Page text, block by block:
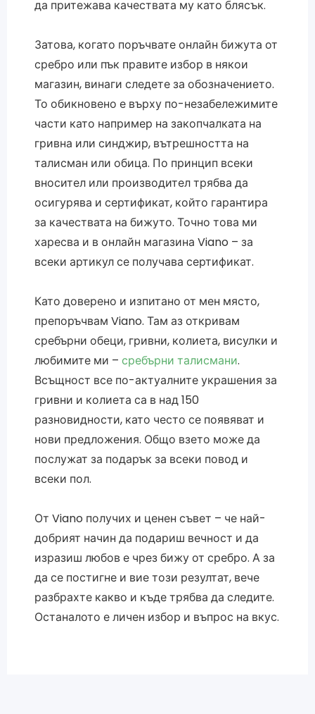
да притежава качествата му като блясък.
Затова, когато поръчвате онлайн бижута от
сребро или пък правите избор в някои
магазин, винаги следете за обозначението.
То обикновено е върху по-незабележимите
части като например на закопчалката на
гривна или синджир, вътрешността на
талисман или обица. По принцип всеки
вносител или производител трябва да
осигурява и сертификат, който гарантира
за качествата на бижуто. Точно това ми
харесва и в онлайн магазина Viano – за
всеки артикул се получава сертификат.
Като доверено и изпитано от мен място,
препоръчвам Viano. Там аз откривам
сребърни обеци, гривни, колиета, висулки и
любимите ми – сребърни талисмани.
Всъщност все по-актуалните украшения за
гривни и колиета са в над 150
разновидности, като често се появяват и
нови предложения. Общо взето може да
послужат за подарък за всеки повод и
всеки пол.
От Viano получих и ценен съвет – че най-
добрият начин да подариш вечност и да
изразиш любов е чрез бижу от сребро. А за
да се постигне и вие този резултат, вече
разбрахте какво и къде трябва да следите.
Останалото е личен избор и въпрос на вкус.